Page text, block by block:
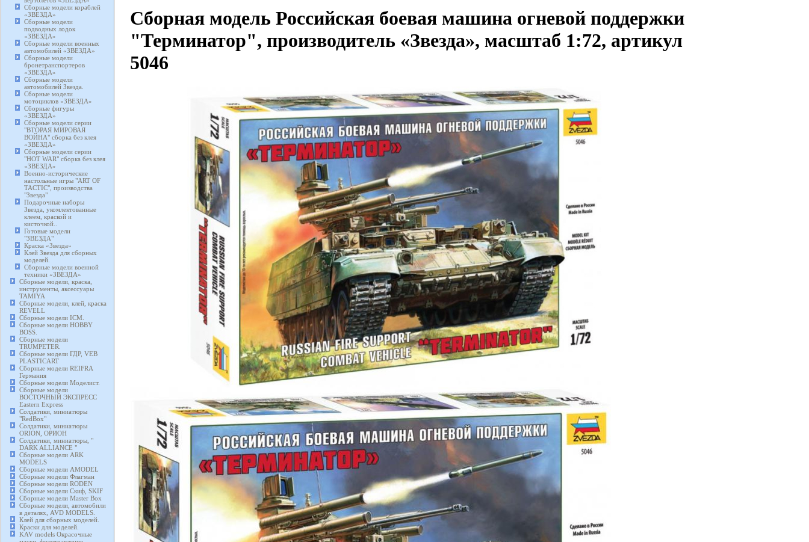
Сборные модели кораблей
«ЗВЕЗДА»
Сборные модели
подводных лодок
«ЗВЕЗДА»
Сборные модели военных
автомобилей «ЗВЕЗДА»
Сборные модели
бронетранспортеров
«ЗВЕЗДА»
Сборные модели
автомобилей Звезда.
Сборные модели
мотоциклов «ЗВЕЗДА»
Сборные фигуры
«ЗВЕЗДА»
Сборные модели серии
"ВТОРАЯ МИРОВАЯ
ВОЙНА" сборка без клея
«ЗВЕЗДА»
Сборные модели серии
"HOT WAR" сборка без клея
«ЗВЕЗДА»
Военно-исторические
настольные игры "ART OF
TACTIC", производства
"Звезда"
Подарочные наборы
Звезда, укомлектованные
клеем, краской и
кисточкой..
Готовые модели
"ЗВЕЗДА"
Краска «Звезда»
Клей Звезда для сборных
моделей.
Сборные модели военной
техники «ЗВЕЗДА»
Сборные модели, краска,
инструменты, аксессуары
TAMIYA
Сборные модели, клей, краска
REVELL
Сборные модели ICM.
Сборные модели HOBBY
BOSS.
Сборные модели
TRUMPETER.
Сборные модели ГДР, VEB
PLASTICART
Сборные модели REIFRA
Германия
Сборные модели Моделист.
Сборные модели
ВОСТОЧНЫЙ ЭКСПРЕСС
Eastern Express
Солдатики, миниатюры
"RedBox"
Солдатики, миниатюры
ORION, ОРИОН
Солдатики, миниатюры, "
DARK ALLIANCE "
Сборные модели ARK
MODELS
Сборные модели AMODEL
Сборные модели Флагман
Сборные модели RODEN
Сборные модели Скиф, SKIF
Сборные модели Master Box
Сборные модели, автомобили
в деталях, AVD MODELS.
Клей для сборных моделей.
Краски для моделей.
KAV models Окрасочные
Сборная модель Российская боевая машина огневой поддержки
"Терминатор", производитель «Звезда», масштаб 1:72, артикул
5046